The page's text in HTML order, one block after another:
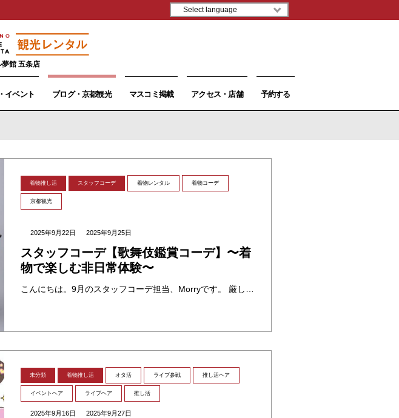
館 五条店
イベント ブログ・京都観光 マスコミ掲載 アクセス・店舗 予約する
着物推し活 スタッフコーデ 着物レンタル 着物コーデ
京都観光
2025年9月22日 2025年9月25日
スタッフコーデ【歌舞伎鑑賞コーデ】〜着
物で楽しむ非日常体験〜
未分類 着物推し活 オタ活 ライブ参戦 推し活ヘア
イベントヘア ライブヘア 推し活
2025年9月16日 2025年9月27日